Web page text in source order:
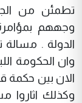
تطمئن من
وجههم
الدولة . مسالة
وان الحكومة
الان بين حكمة
وكذلك اثاروا